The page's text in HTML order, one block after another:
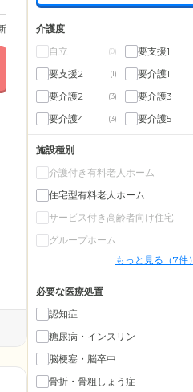
介護度
自立
(0) 要支援1
要支援2 (1) 要介護1
要介護2 (3) 要介護3
要介護4 (3) 要介護5
施設種別
介護付き有料老人ホーム
住宅型有料老人ホーム
サービス付き高齢者向け住宅
グループホーム
もっと見る（7件）
必要な医療処置
認知症
糖尿病・インスリン
脳梗塞・脳卒中
骨折・骨粗しょう症